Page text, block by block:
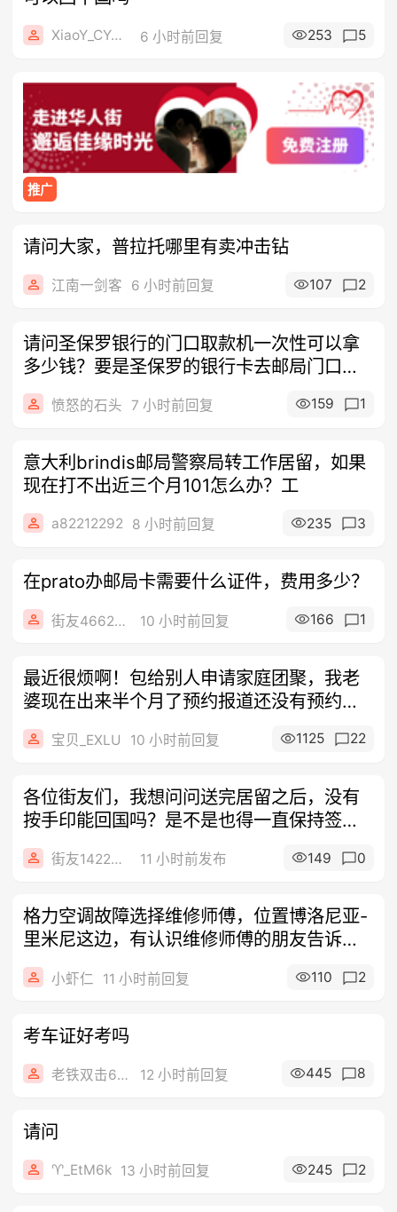
XiaoY_CY4hs 6 小时前回复 253 5
推广
请问大家，普拉托哪里有卖冲击钻
江南一剑客 6 小时前回复 107 2
请问圣保罗银行的门口取款机一次性可以拿
多少钱？要是圣保罗的银行卡去邮局门口的
机器
愤怒的石头 7 小时前回复 159 1
意大利brindis邮局警察局转工作居留，如果
现在打不出近三个月101怎么办？工
a82212292 8 小时前回复 235 3
在prato办邮局卡需要什么证件，费用多少？
街友46622610 10 小时前回复 166 1
最近很烦啊！包给别人申请家庭团聚，我老
婆现在出来半个月了预约报道还没有预约
上，帮
宝贝_EXLU 10 小时前回复 1125 22
各位街友们，我想问问送完居留之后，没有
按手印能回国吗？是不是也得一直保持签工
状态
街友14229680 11 小时前发布 149 0
格力空调故障选择维修师傅，位置博洛尼亚-
里米尼这边，有认识维修师傅的朋友告诉我
一
小虾仁 11 小时前回复 110 2
考车证好考吗
老铁双击666 12 小时前回复 445 8
请问
♈️_EtM6k 13 小时前回复 245 2